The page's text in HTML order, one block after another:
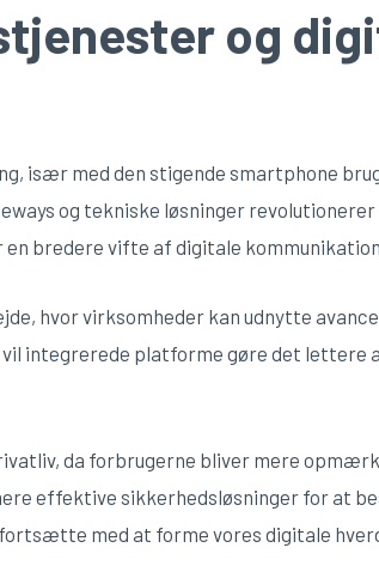
og
især med den stigende smartphone
og tekniske løsninger revolutionerer
bredere vifte af digitale
hvor virksomheder kan udnytte
integrerede platforme gøre det lettere
da forbrugerne bliver mere
effektive sikkerhedsløsninger for at
med at forme vores digitale